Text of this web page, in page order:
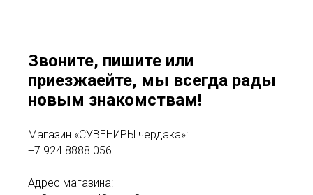
Звоните, пишите или
приезжаейте, мы всегда рады
новым знакомствам!
Магазин «СУВЕНИРЫ чердака»:
+7 924 8888 056
Адрес магазина: